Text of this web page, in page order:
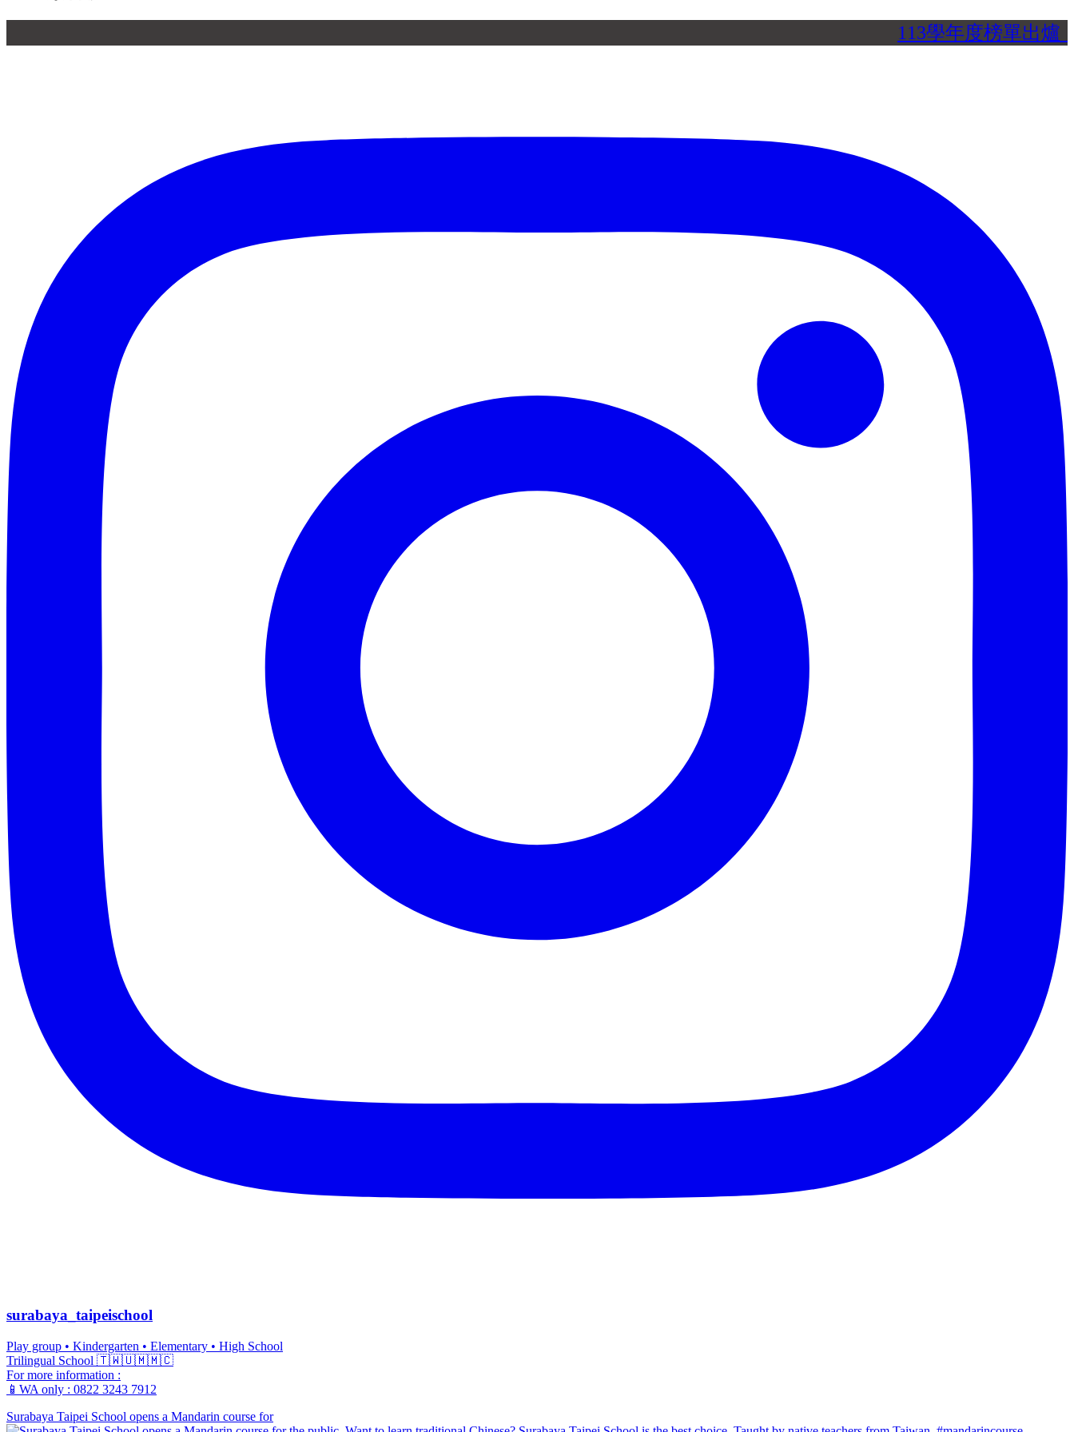
113學年度榜單出爐，
surabaya_taipeischool
Play group • Kindergarten • Elementary • High School
Trilingual School 🇹🇼🇺🇲🇲🇨
For more information :
📱WA only : 0822 3243 7912
Surabaya Taipei School opens a Mandarin course for